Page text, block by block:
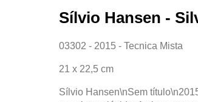
Sílvio Hansen -
03302 - 2015 - Tecnica Mista
21 x 22,5 cm
Sílvio Hansen\nSem